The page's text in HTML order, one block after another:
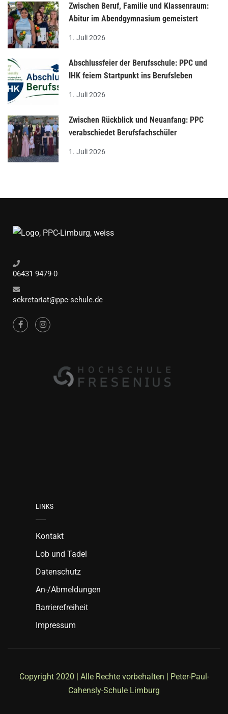
Zwischen Beruf, Familie und Klassenraum:
Abitur im Abendgymnasium gemeistert
1. Juli 2026
Abschlussfeier der Berufsschule: PPC und
IHK feiern Startpunkt ins Berufsleben
1. Juli 2026
Zwischen Rückblick und Neuanfang: PPC
verabschiedet Berufsfachschüler
1. Juli 2026
06431 9479-0
sekretariat@ppc-schule.de
LINKS
Kontakt
Lob und Tadel
Datenschutz
An-/Abmeldungen
Barrierefreiheit
Impressum
Copyright 2020 | Alle Rechte vorbehalten | Peter-Paul-
Cahensly-Schule Limburg